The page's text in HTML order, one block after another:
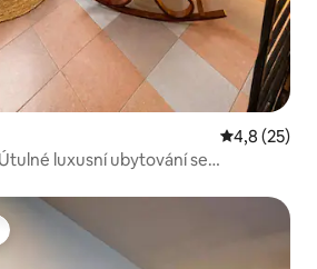
Průměrné
4,8 (25)
luxusní ubytování se
u hostů